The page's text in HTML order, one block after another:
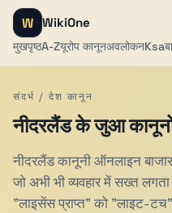
W WikiOne
मुखपृष्ठA-Zयूरोप कानूनअवलोकनKsa
संदर्भ / देश कानून
नीदरलैंड के जुआ कानूनों
नीदरलैंड कानूनी ऑनलाइन
जो अभी भी व्यवहार में सख्त
"लाइसेंस प्राप्त" को "लाइट-